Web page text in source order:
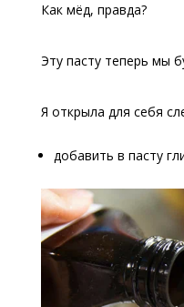
Как мёд, правда?
Эту пасту теперь мы
Я открыла для себя
добавить в пасту